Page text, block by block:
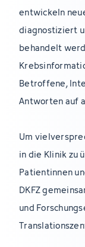
entwickeln
diagnostiziert
behandelt
Betroffene,
Antworten auf
Um
in die Klinik zu
Patientinnen
DKFZ
und